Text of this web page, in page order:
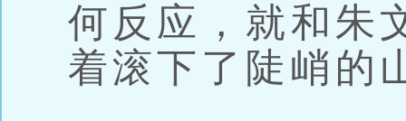
何反应，就和朱
着滚下了陡峭的